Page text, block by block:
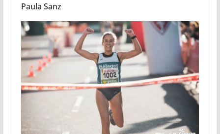
Paula Sanz